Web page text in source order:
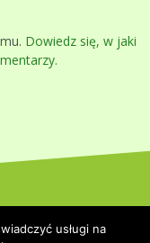
Dowiedz się, w jaki
usługi na